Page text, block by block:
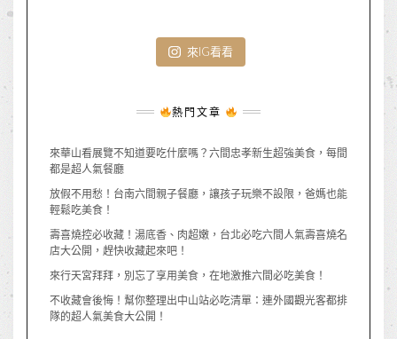
來IG看看
熱門文章
來華山看展覽不知道要吃什麼嗎？六間忠孝新生超強美食，每間
都是超人氣餐廳
放假不用愁！台南六間親子餐廳，讓孩子玩樂不設限，爸媽也能
輕鬆吃美食！
壽喜燒控必收藏！湯底香、肉超嫩，台北必吃六間人氣壽喜燒名
店大公開，趕快收藏起來吧！
來行天宮拜拜，別忘了享用美食，在地激推六間必吃美食！
不收藏會後悔！幫你整理出中山站必吃清單：連外國觀光客都排
隊的超人氣美食大公開！